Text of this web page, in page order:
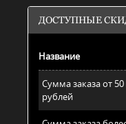
ДОСТУПНЫЕ
Название
Сумма заказа от 50
рублей